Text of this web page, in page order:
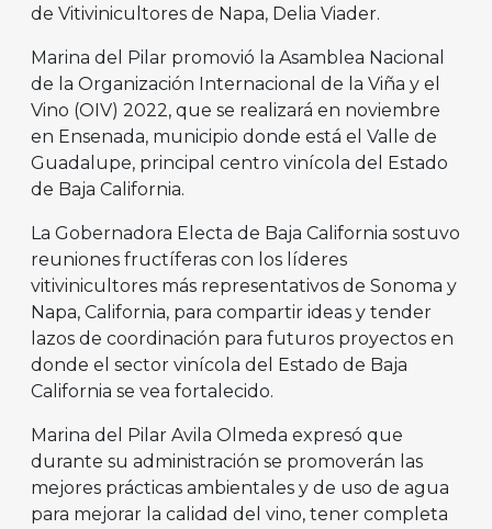
de Vitivinicultores de Napa, Delia Viader.
Marina del Pilar promovió la Asamblea Nacional
de la Organización Internacional de la Viña y el
Vino (OIV) 2022, que se realizará en noviembre
en Ensenada, municipio donde está el Valle de
Guadalupe, principal centro vinícola del Estado
de Baja California.
La Gobernadora Electa de Baja California sostuvo
reuniones fructíferas con los líderes
vitivinicultores más representativos de Sonoma y
Napa, California, para compartir ideas y tender
lazos de coordinación para futuros proyectos en
donde el sector vinícola del Estado de Baja
California se vea fortalecido.
Marina del Pilar Avila Olmeda expresó que
durante su administración se promoverán las
mejores prácticas ambientales y de uso de agua
para mejorar la calidad del vino, tener completa